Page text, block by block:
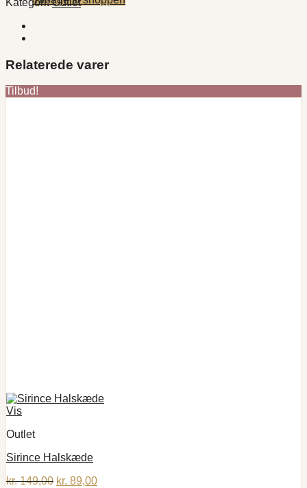
Relaterede varer
Tilbud!
Vis
Outlet
Sirince Halskæde
kr.149,00 Den
kr. 89,00Den